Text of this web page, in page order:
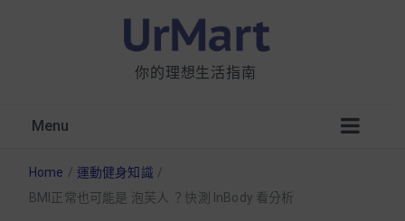
你的理想生活指南
Menu
Home / 運動健身知識 /
BMI正常也可能是 泡芙人 ？快測 InBody 看分析